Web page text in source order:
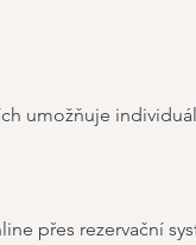
umožňuje
přes rezervační